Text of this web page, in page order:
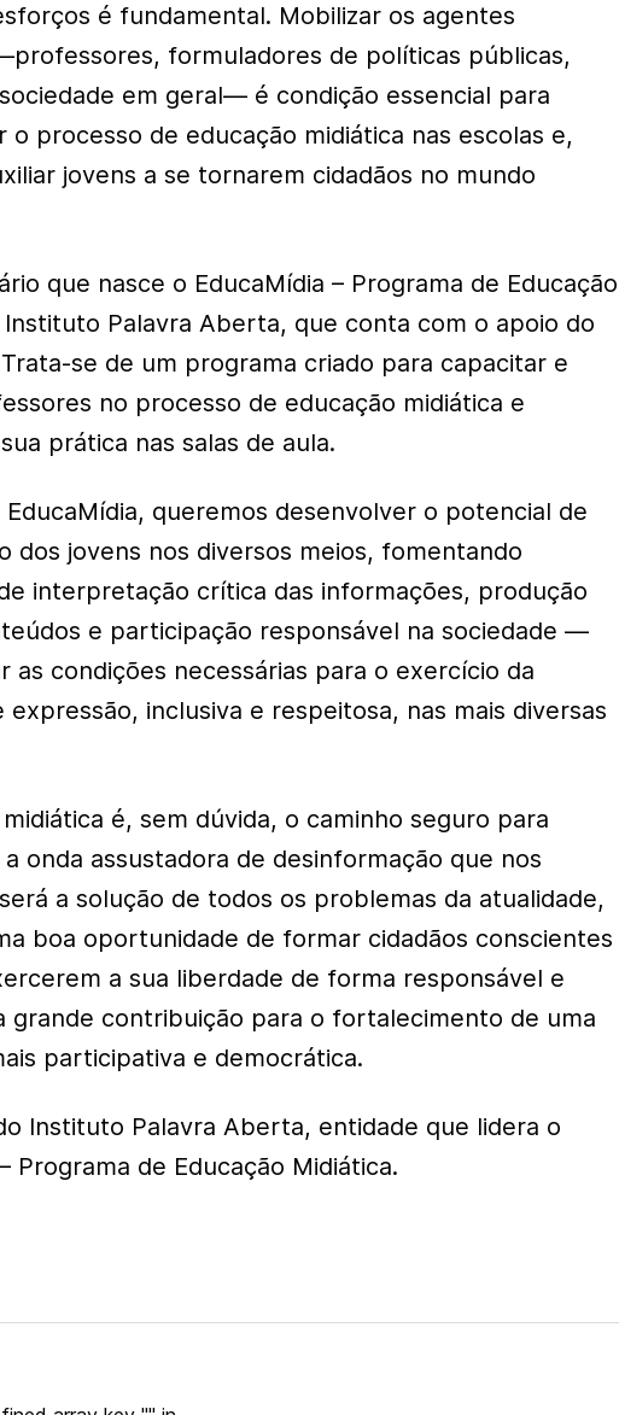
é fundamental. Mobilizar os agentes
formuladores de políticas públicas,
em geral— é condição essencial para
o processo de educação midiática nas escolas e,
jovens a se tornarem cidadãos no mundo
que nasce o EducaMídia – Programa de Educação
Instituto Palavra Aberta, que conta com o apoio do
se de um programa criado para capacitar e
no processo de educação midiática e
prática nas salas de aula.
EducaMídia, queremos desenvolver o potencial de
dos jovens nos diversos meios, fomentando
interpretação crítica das informações, produção
e participação responsável na sociedade —
as condições necessárias para o exercício da
expressão, inclusiva e respeitosa, nas mais diversas
é, sem dúvida, o caminho seguro para
onda assustadora de desinformação que nos
a solução de todos os problemas da atualidade,
boa oportunidade de formar cidadãos conscientes
a sua liberdade de forma responsável e
grande contribuição para o fortalecimento de uma
participativa e democrática.
Instituto Palavra Aberta, entidade que lidera o
Programa de Educação Midiática.